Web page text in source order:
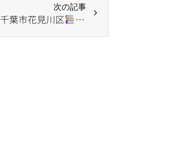
次の記事
千葉市花見川区 成年後見制度の活用を学ぶ